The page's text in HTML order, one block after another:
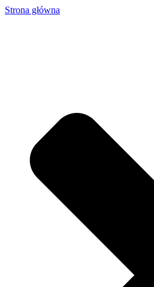
Strona główna